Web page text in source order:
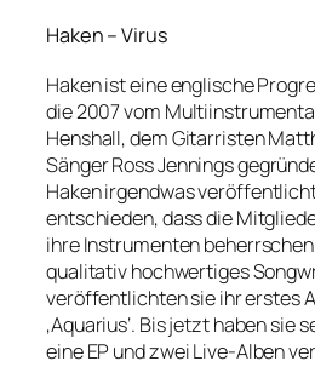
Haken – Virus
Haken ist eine englische
die 2007 vom
Henshall, dem Gitarristen
Sänger Ross Jennings
Haken irgendwas
entschieden, dass die
ihre Instrumenten
qualitativ hochwertiges
veröffentlichten sie ihr erstes
‚Aquarius‘. Bis jetzt haben sie
eine EP und zwei Live-Alben